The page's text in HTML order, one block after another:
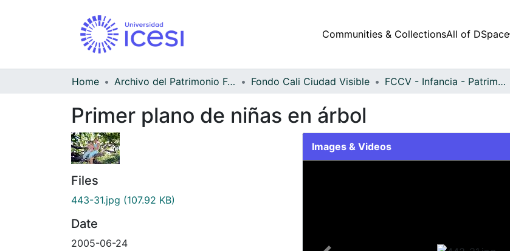
Communities & CollectionsAll of DSpace
Home Archivo del Patrimonio Fotográfico y Fílmico del Valle del Cauca Fondo Cali Ciudad Visible FCCV - Infancia - Patrimonial
Primer plano de niñas en árbol
Files
443-31.jpg (107.92 KB)
Date
2005-06-24
Images & Videos